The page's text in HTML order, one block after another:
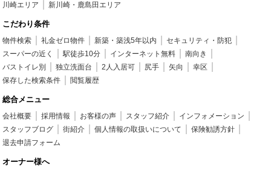
川崎エリア 新川崎・鹿島田エリア
こだわり条件
物件検索 礼金ゼロ物件 新築・築浅5年以内
セキュリティ・防犯
スーパーの近く
駅徒歩10分 インターネット無料
南向き
バストイレ別
独立洗面台 2人入居可 尻手 矢向
幸区
保存した検索条件
閲覧履歴
総合メニュー
会社概要 採用情報 お客様の声 スタッフ紹介
インフォメーション
スタッフブログ
街紹介 個人情報の取扱いについて
保険勧誘方針
退去申請フォーム
オーナー様へ